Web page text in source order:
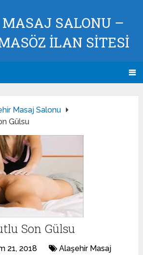
SALONU –
İLAN SİTESİ
Masaj Salonu
Gülsu
Son Gülsu
21, 2018
Alaşehir Masaj